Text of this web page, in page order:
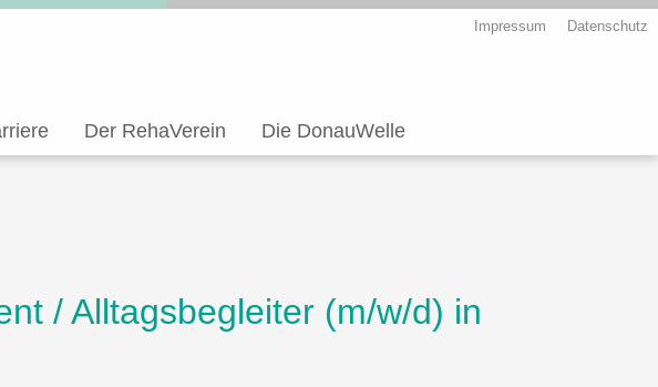
Impressum Datenschutz
Der RehaVerein Die DonauWelle
/ Alltagsbegleiter (m/w/d) in